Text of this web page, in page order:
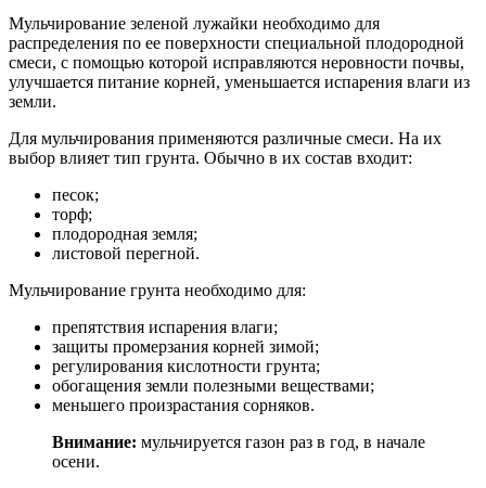
Мульчирование зеленой лужайки необходимо для
распределения по ее поверхности специальной плодородной
смеси, с помощью которой исправляются неровности почвы,
улучшается питание корней, уменьшается испарения влаги из
земли.
Для мульчирования применяются различные смеси. На их
выбор влияет тип грунта. Обычно в их состав входит:
песок;
торф;
плодородная земля;
листовой перегной.
Мульчирование грунта необходимо для:
препятствия испарения влаги;
защиты промерзания корней зимой;
регулирования кислотности грунта;
обогащения земли полезными веществами;
меньшего произрастания сорняков.
Внимание: мульчируется газон раз в год, в начале
осени.